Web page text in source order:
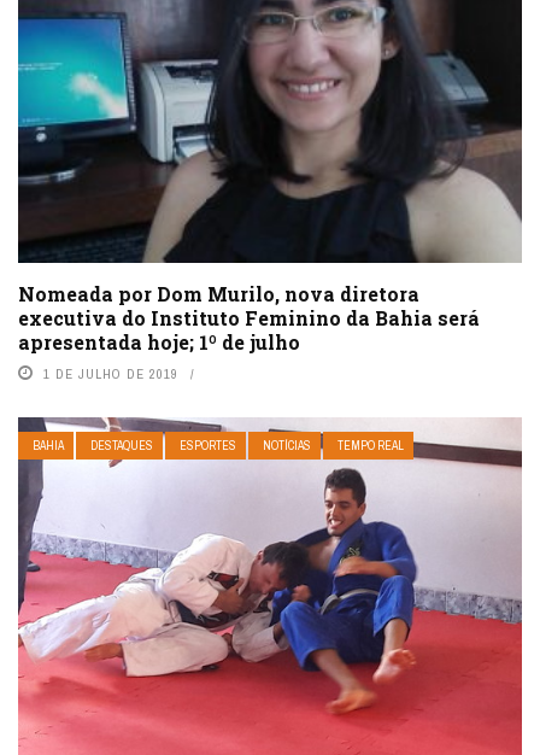
Nomeada por Dom Murilo, nova diretora
executiva do Instituto Feminino da Bahia será
apresentada hoje; 1º de julho
1 DE JULHO DE 2019
BAHIA DESTAQUES ESPORTES NOTÍCIAS TEMPO REAL